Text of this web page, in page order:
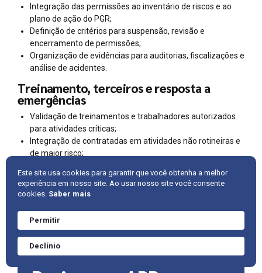
Integração das permissões ao inventário de riscos e ao
plano de ação do PGR;
Definição de critérios para suspensão, revisão e
encerramento de permissões;
Organização de evidências para auditorias, fiscalizações e
análise de acidentes.
Treinamento, terceiros e resposta a
emergências
Validação de treinamentos e trabalhadores autorizados
para atividades críticas;
Integração de contratadas em atividades não rotineiras e
de maior risco;
operacionais;
Estruturação de fluxos de comunicação e resposta a
Análise de desvios e quase acidentes para retroalimentar
Este site usa cookies para garantir que você obtenha a melhor
experiência em nosso site. Ao usar nosso site você consente
cookies. Saber mais
Permitir
Declínio
Precisa de ajuda?
Converve agora